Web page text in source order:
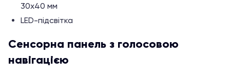
30х40 мм
LED-підсвітка
Сенсорна панель з голосовою
навігацією